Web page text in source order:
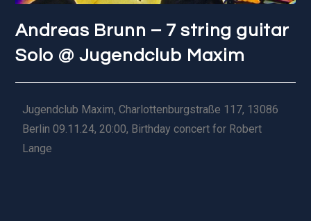
Andreas Brunn – 7 string guitar
Solo @ Jugendclub Maxim
Jugendclub Maxim, Charlottenburgstraße 117, 13086
Berlin 09.11.24, 20:00, Birthday concert for Robert
Lange